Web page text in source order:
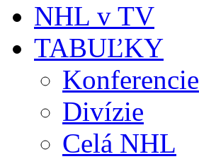
NHL v TV
TABUĽKY
Konferencie
Divízie
Celá NHL